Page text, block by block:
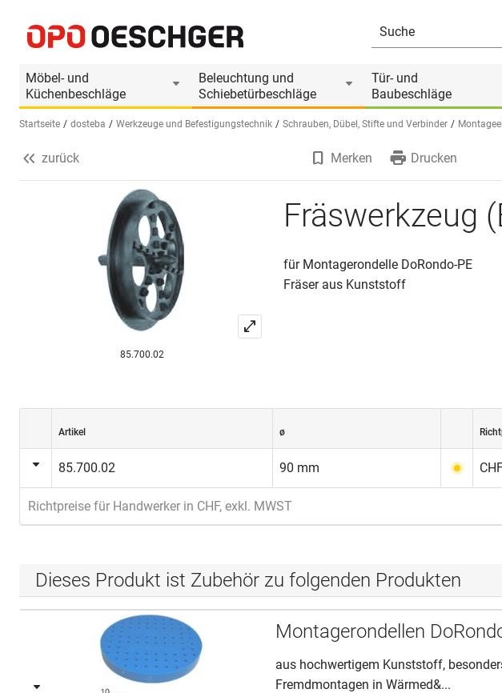
Möbel- und
Küchenbeschläge
Beleuchtung und
Schiebetürbeschläge
Tür- und
Baubeschläge
Sprache wählen (DE)
Startseite dosteba Werkzeuge und Befestigungstechnik Schrauben, Dübel, Stifte und Verbinder
Produktinformationen
Produkt ist Zubehör von
zurück Merken Drucken
85.700.02
Fräswerkzeug
für Montagerondelle DoRondo-PE
Fräser aus Kunststoff
Artikel ø
85.700.02 90 mm
Richtpreise für Handwerker in CHF, exkl. MWST
Dieses Produkt ist Zubehör zu folgenden Produkten
Montagerondellen
aus hochwertigem Kunststoff,
Fremdmontagen in Wärmed&...